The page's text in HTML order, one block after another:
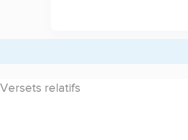
Versets relatifs